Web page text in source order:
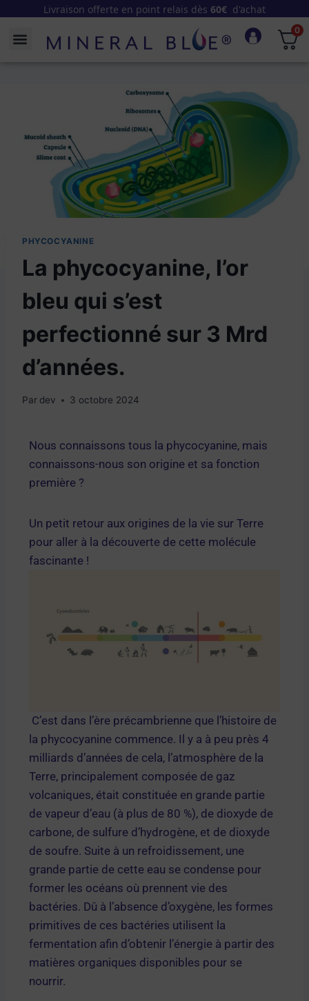
Livraison offerte en point relais dès 60€ d'achat
0
PHYCOCYANINE
La phycocyanine, l’or
bleu qui s’est
perfectionné sur 3 Mrd
d’années.
Par dev 3 octobre 2024
Nous connaissons tous la phycocyanine, mais
connaissons-nous son origine et sa fonction
première ?
Un petit retour aux origines de la vie sur Terre
pour aller à la découverte de cette molécule
fascinante !
C’est dans l’ère précambrienne que l’histoire de
la phycocyanine commence. Il y a à peu près 4
milliards d’années de cela, l’atmosphère de la
Terre, principalement composée de gaz
volcaniques, était constituée en grande partie
de vapeur d’eau (à plus de 80 %), de dioxyde de
carbone, de sulfure d’hydrogène, et de dioxyde
de soufre. Suite à un refroidissement, une
grande partie de cette eau se condense pour
former les océans où prennent vie des
bactéries. Dû à l’absence d’oxygène, les formes
primitives de ces bactéries utilisent la
fermentation afin d’obtenir l’énergie à partir des
matières organiques disponibles pour se
nourrir.